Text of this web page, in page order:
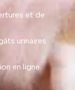
et de
urinaires
en ligne